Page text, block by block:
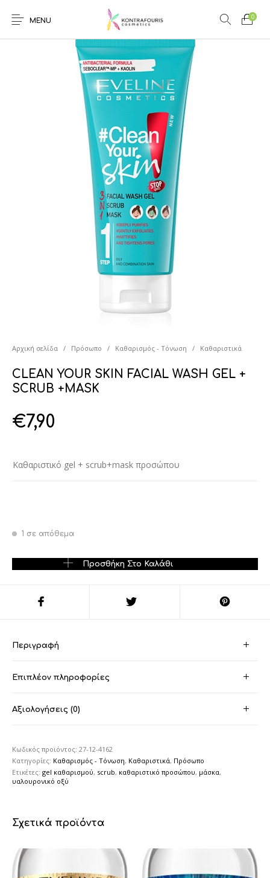
MENU
0
Αρχική σελίδα / Πρόσωπο / Καθαρισμός - Τόνωση / Καθαριστικά
CLEAN YOUR SKIN FACIAL WASH GEL +
SCRUB +MASK
€7,90
Καθαριστικό gel + scrub+mask προσώπου
1 σε απόθεμα
CLEAN YOUR SKIN FACIAL WASH GEL + SCRUB +MASK
Προσθήκη Στο Καλάθι
Περιγραφή
Επιπλέον πληροφορίες
Αξιολογήσεις (0)
Κωδικός προϊόντος:27-12-4162
Κατηγορίες: Καθαρισμός - Τόνωση, Καθαριστικά, Πρόσωπο
Ετικέτες:gel καθαρισμού, scrub, καθαριστικό προσώπου, μάσκα,
υαλουρονικό οξύ
Σχετικά προϊόντα